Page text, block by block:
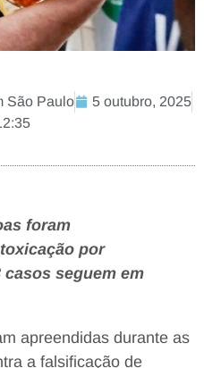
São Paulo
5 outubro, 2025
foram
por
seguem em
apreendidas durante as
a falsificação de